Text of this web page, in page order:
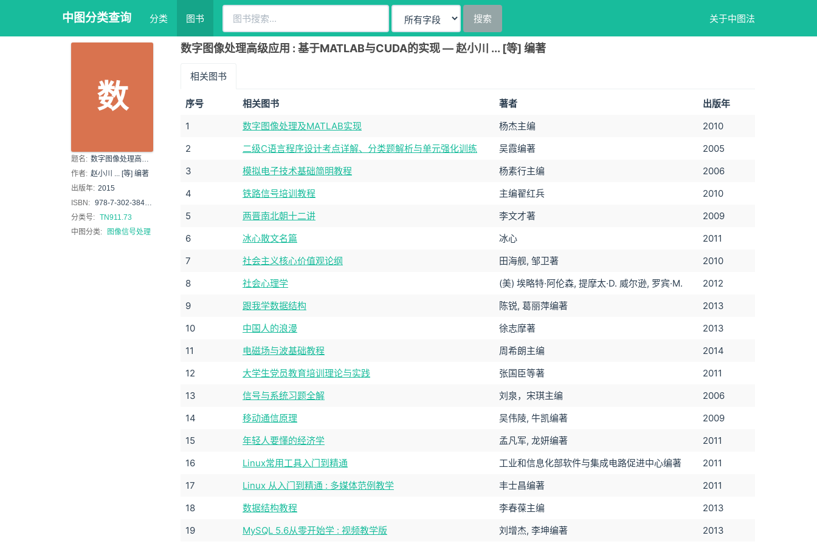
中图分类查询 分类 图书 搜索 关于中图法
数
题名: 数字图像处理高级应用 : 基于MATLAB与CUDA的实现
作者: 赵小川 ... [等] 编著
出版年: 2015
ISBN: 978-7-302-38488-5
分类号: TN911.73
中图分类:
图像信号处理
数字图像处理高级应用 : 基于MATLAB与CUDA的实现 — 赵小川 ... [等] 编著
相关图书
序号 相关图书 著者
出版年
1
数字图像处理及MATLAB实现 杨杰主编
2010
2
二级C语言程序设计考点详解、分类题解析与单元强化训练 吴霞编著
2005
3
模拟电子技术基础简明教程 杨素行主编
2006
4
铁路信号培训教程 主编翟红兵
2010
5
两晋南北朝十二讲 李文才著
2009
6
冰心散文名篇 冰心
2011
7
社会主义核心价值观论纲 田海舰, 邹卫著
2010
8
社会心理学 (美) 埃略特·阿伦森, 提摩太·D. 威尔逊, 罗宾·M.
2012
9
跟我学数据结构 陈锐, 葛丽萍编著
2013
10
中国人的浪漫 徐志摩著
2013
11
电磁场与波基础教程 周希朗主编
2014
12
大学生党员教育培训理论与实践 张国臣等著
2011
13
信号与系统习题全解 刘泉，宋琪主编
2006
14
移动通信原理 吴伟陵, 牛凯编著
2009
15
年轻人要懂的经济学 孟凡军, 龙妍编著
2011
16
Linux常用工具入门到精通 工业和信息化部软件与集成电路促进中心编著
2011
17
Linux 从入门到精通 : 多媒体范例教学 丰士昌编著
2011
18
数据结构教程 李春葆主编
2013
19
MySQL 5.6从零开始学 : 视频教学版 刘增杰, 李坤编著 2013